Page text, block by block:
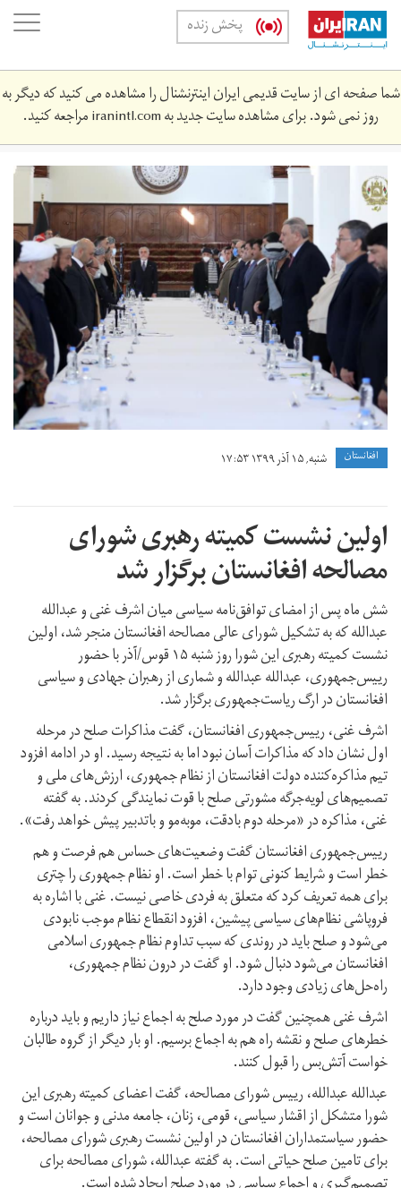
Skip
main
content
پخش زنده
شما صفحه ای از سایت قدیمی ایران اینترنشنال را مشاهده می کنید که دیگر به
روز نمی شود. برای مشاهده سایت جدید بهiranintl.comمراجعه کنید.
khmyth_rhbry_mslhh.jpg
افغانستان شنبه, ۱۵ آذر ۱۳۹۹ ۱۷:۵۳
اولین نشست کمیته رهبری شورای
مصالحه افغانستان برگزار شد
شش ماه پس از امضای توافق‌نامه سیاسی میان اشرف غنی و عبدالله
عبدالله که به تشکیل شورای عالی مصالحه افغانستان منجر شد، اولین
نشست کمیته رهبری این شورا روز شنبه ۱۵ قوس/آذر با حضور
رییس‌جمهوری، عبدالله عبدالله و شماری از رهبران جهادی و سیاسی
افغانستان در ارگ ریاست‌جمهوری برگزار شد.
اشرف غنی، رییس‌جمهوری افغانستان، گفت مذاکرات صلح در مرحله
اول نشان داد که مذاکرات آسان نبود اما به نتیجه رسید. او در ادامه افزود
تیم مذاکره‌کننده دولت افغانستان از نظام جمهوری، ارزش‌های ملی و
تصمیم‌های لویه‌جرگه مشورتی صلح با قوت نمایندگی کردند. به گفته
غنی، مذاکره در «مرحله دوم با‌دقت، مو‌به‌مو و با‌تدبیر پیش خواهد رفت».
رییس‌جمهوری افغانستان گفت وضعیت‌های حساس هم فرصت و هم
خطر است و شرایط کنونی توام با خطر است. او نظام جمهوری را چتری
برای همه تعریف کرد که متعلق به فردی خاصی نیست. غنی با اشاره به
فروپاشی نظام‌های سیاسی پیشین، افزود انقطاع نظام موجب نابودی
می‌شود و صلح باید در روندی که سبب تداوم نظام جمهوری اسلامی
افغانستان می‌شود دنبال شود. او گفت در درون نظام جمهوری،
راه‌حل‌های زیادی وجود دارد.
اشرف غنی همچنین گفت در مورد صلح به اجماع نیاز داریم و باید درباره
خطر‌های صلح و نقشه راه هم به اجماع برسیم. او بار دیگر از گروه طالبان
خواست آتش‌بس را قبول کنند.
عبدالله عبدالله، رییس شورای مصالحه، گفت اعضای کمیته رهبری این
شورا متشکل از اقشار سیاسی، قومی، زنان، جامعه مدنی و جوانان است و
حضور سیاستمداران افغانستان در اولین نشست رهبری شورای مصالحه،
برای تامین صلح حیاتی است. به گفته عبدالله، شورای مصالحه برای